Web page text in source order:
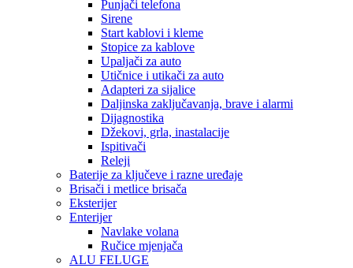
Punjači telefona
Sirene
Start kablovi i kleme
Stopice za kablove
Upaljači za auto
Utičnice i utikači za auto
Adapteri za sijalice
Daljinska zaključavanja, brave i alarmi
Dijagnostika
Džekovi, grla, inastalacije
Ispitivači
Releji
Baterije za ključeve i razne uređaje
Brisači i metlice brisača
Eksterijer
Enterijer
Navlake volana
Ručice mjenjača
ALU FELUGE